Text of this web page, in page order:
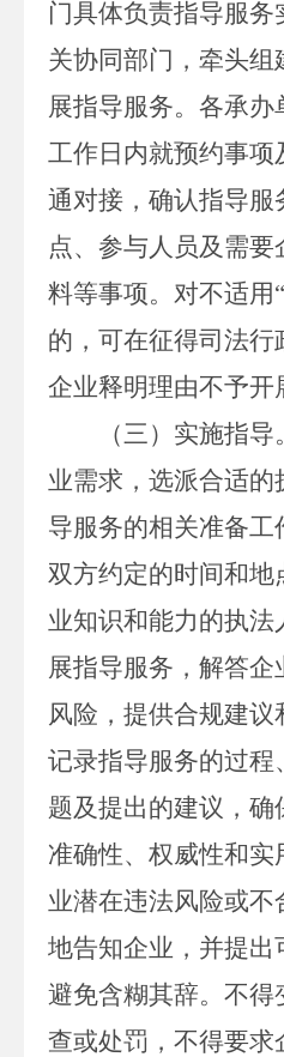
门具体负责指导服务
关协同部门，牵头组
展指导服务。 各承办
工作日内就预约事项
通对接， 确认指导服
点、参与人员及需要
料等事项。对不适用
的，可在征得司法行
企业释明理由不予开
（三） 实施指导。
业需求，选派合适的
导服务的相关准备
双方约定的时间和地
业知识和能力的执法
展指导服务，解答
风险，提供合规建议
记录指导服务的过程
题及提出的建议，确
准确性、权威性和实
业潜在违法风险或不
地告知企业，并提出
避免含糊其辞。不得
查或处罚，不得要求